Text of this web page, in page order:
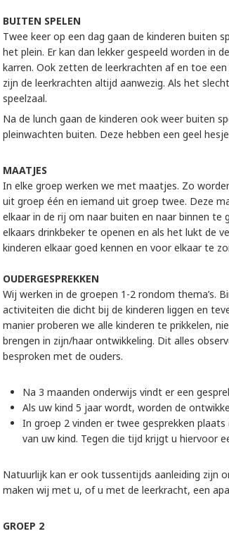
BUITEN SPELEN
Twee keer op een dag gaan de kinderen buiten
het plein. Er kan dan lekker gespeeld worden in
karren. Ook zetten de leerkrachten af en toe
zijn de leerkrachten altijd aanwezig. Als het
speelzaal.
Na de lunch gaan de kinderen ook weer buiten
pleinwachten buiten. Deze hebben een geel
MAATJES
In elke groep werken we met maatjes. Zo
uit groep één en iemand uit groep twee. Deze
elkaar in de rij om naar buiten en naar binnen te
elkaars drinkbeker te openen en als het lukt de
kinderen elkaar goed kennen en voor elkaar te
OUDERGESPREKKEN
Wij werken in de groepen 1-2 rondom thema’s.
activiteiten die dicht bij de kinderen liggen en
manier proberen we alle kinderen te prikkelen,
brengen in zijn/haar ontwikkeling. Dit alles
besproken met de ouders.
Na 3 maanden onderwijs vindt er een
Als uw kind 5 jaar wordt, worden de
In groep 2 vinden er twee gesprekken
van uw kind. Tegen die tijd krijgt u hiervoor
Natuurlijk kan er ook tussentijds aanleiding zijn
maken wij met u, of u met de leerkracht, een
GROEP 2